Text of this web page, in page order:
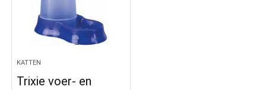
KATTEN
Trixie voer- en